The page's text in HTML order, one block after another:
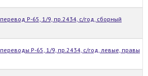
Р-65, 1/9, пр.2434, с/год, сборный
Р-65, 1/9, пр.2434, с/год, левые, правы